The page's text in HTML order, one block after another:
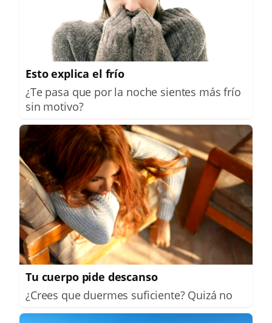
Esto explica el frío
¿Te pasa que por la noche sientes más frío
sin motivo?
Tu cuerpo pide descanso
¿Crees que duermes suficiente? Quizá no